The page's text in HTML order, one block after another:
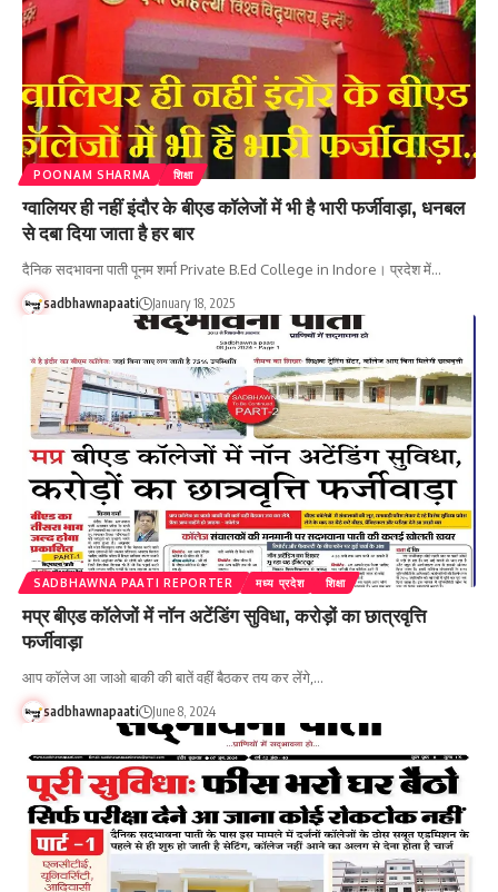
POONAM SHARMA शिक्षा
ग्वालियर ही नहीं इंदौर के बीएड कॉलेजों में भी है भारी फर्जीवाड़ा, धनबल
से दबा दिया जाता है हर बार
दैनिक सदभावना पाती पूनम शर्मा Private B.Ed College in Indore। प्रदेश में…
sadbhawnapaati January 18, 2025
SADBHAWNA PAATI REPORTER मध्य प्रदेश शिक्षा
मप्र बीएड कॉलेजों में नॉन अटेंडिंग सुविधा, करोड़ों का छात्रवृत्ति
फर्जीवाड़ा
आप कॉलेज आ जाओ बाकी की बातें वहीं बैठकर तय कर लेंगे,…
sadbhawnapaati June 8, 2024